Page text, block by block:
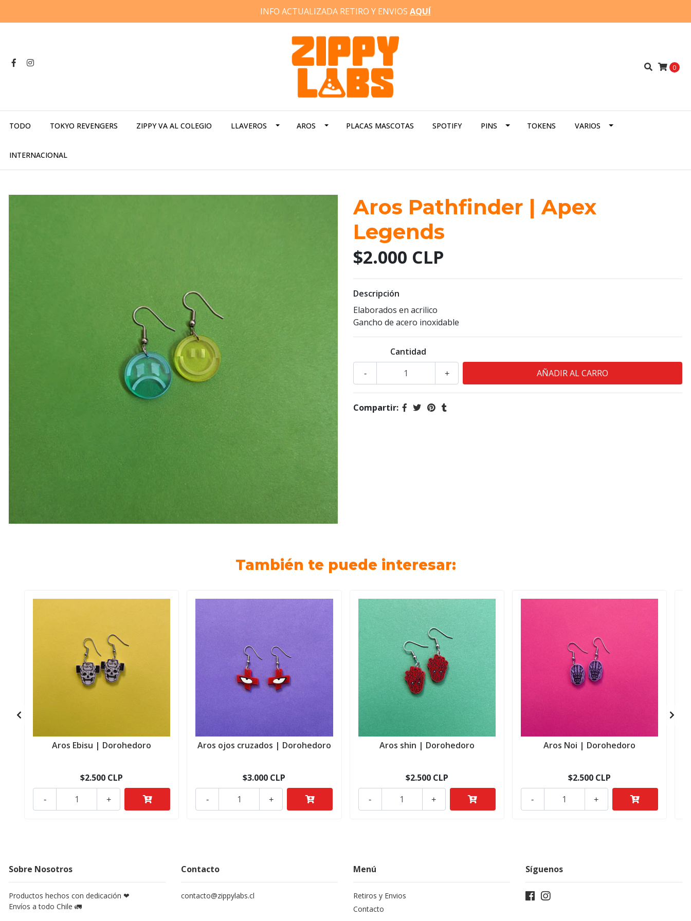
INFO ACTUALIZADA RETIRO Y ENVIOS AQUÍ
0
TODO TOKYO REVENGERS ZIPPY VA AL COLEGIO LLAVEROS AROS PLACAS MASCOTAS SPOTIFY PINS TOKENS VARIOS
INTERNACIONAL
Aros Pathfinder | Apex
Legends
$2.000 CLP
Descripción
Elaborados en acrilico
Gancho de acero inoxidable
Cantidad
+
-
Compartir:
También te puede interesar:
Aros Ebisu | Dorohedoro
$2.500 CLP
+
-
Aros ojos cruzados | Dorohedoro
$3.000 CLP
+
-
Aros shin | Dorohedoro
$2.500 CLP
+
-
Aros Noi | Dorohedoro
$2.500 CLP
+
-
Sobre Nosotros
Productos hechos con dedicación ❤
Envíos a todo Chile 🚛
Contacto
contacto@zippylabs.cl
Menú
Retiros y Envios
Contacto
Síguenos